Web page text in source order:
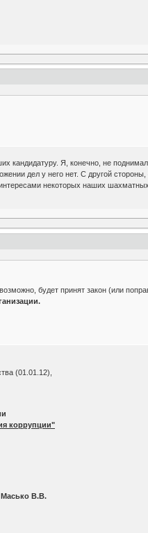
кандидатуру. Я, конечно, не
дел у него нет. С другой
некоторых наших шахматных
будет принят закон (или
(01.01.12),
коррупции"
Масько В.В.